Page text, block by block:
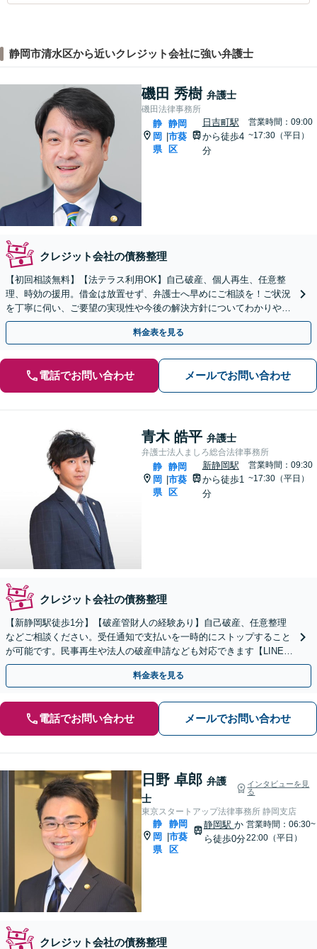
静岡市清水区から近いクレジット会社に強い弁護士
磯田 秀樹 弁護士
磯田法律事務所
静
岡
県
静岡
市葵
区
日吉町駅
から徒歩4
分
営業時間：09:00
~17:30（平日）
クレジット会社の債務整理
【初回相談無料】【法テラス利用OK】自己破産、個人再生、任意整
理、時効の援用。借金は放置せず、弁護士へ早めにご相談を！ご状況
を丁寧に伺い、ご要望の実現性や今後の解決方針についてわかりやす
く丁寧にご説明します【完全個室】
料金表を見る
電話でお問い合わせ メールでお問い合わせ
青木 皓平 弁護士
弁護士法人ましろ総合法律事務所
静
岡
県
静岡
市葵
区
新静岡駅
から徒歩1
分
営業時間：09:30
~17:30（平日）
クレジット会社の債務整理
【新静岡駅徒歩1分】【破産管財人の経験あり】自己破産、任意整理
などご相談ください。受任通知で支払いを一時的にストップすること
が可能です。民事再生や法人の破産申請なども対応できます【LINE対
応可】
料金表を見る
電話でお問い合わせ メールでお問い合わせ
日野 卓郎 弁護
士
インタビューを見
る
東京スタートアップ法律事務所 静岡支店
静
岡
県
静岡
市葵
区
静岡駅 か
ら徒歩0分
営業時間：06:30~
22:00（平日）
クレジット会社の債務整理